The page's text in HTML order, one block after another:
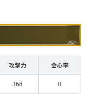
攻撃力 会心率
368 0